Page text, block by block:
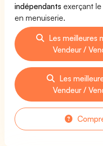
indépendants exerçant
en menuiserie.
Les meilleures
Vendeur /
Les
Vendeur /